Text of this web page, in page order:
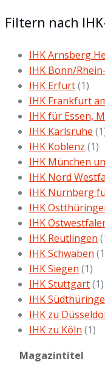
Filtern nach
IHK Arnsberg
IHK Bonn/
IHK Erfurt(1)
IHK Frankfurt
IHK für Essen,
IHK Karlsruhe
IHK Koblenz (1)
IHK München
IHK Nord
IHK Nürnberg
IHK
IHK
IHK Reutlingen
IHK Schwaben
IHK Siegen (1)
IHK Stuttgart(1)
IHK
IHK zu
IHK zu Köln (1)
Magazintitel